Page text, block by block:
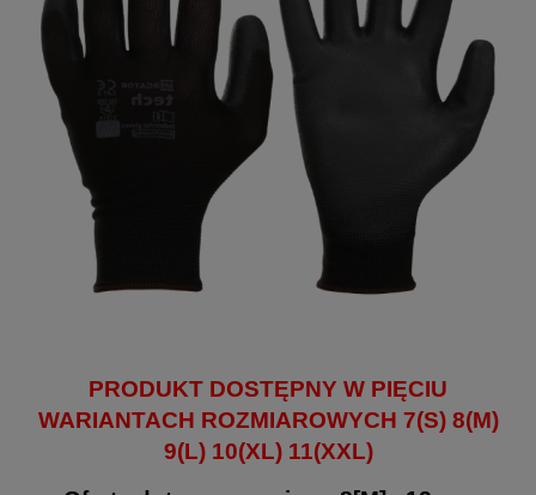
PRODUKT DOSTĘPNY W PIĘCIU
WARIANTACH ROZMIAROWYCH 7(S) 8(M)
9(L) 10(XL) 11(XXL)